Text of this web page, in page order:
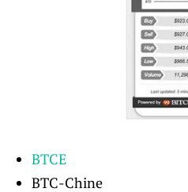
BTCE
BTC-Chine